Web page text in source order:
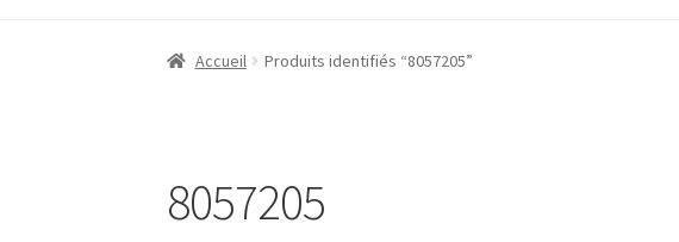
Accueil Produits identifiés “8057205”
8057205